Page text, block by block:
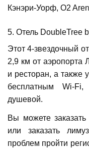
Кэнэри-Уорф, O2
5. Отель DoubleTree
Этот 4-звездочный
2,9 км от аэропорта
и ресторан, а также
бесплатным Wi-
душевой.
Вы можете
или заказать
проблем пройти